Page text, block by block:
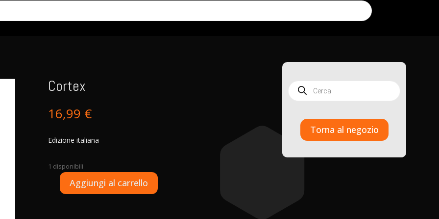
Cortex
16,99 €
Edizione italiana
1 disponibili
Cortex
Aggiungi al carrello
A
l
Products
search
Torna al negozio